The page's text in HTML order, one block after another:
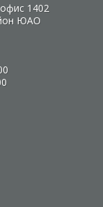
1402
ЮАО